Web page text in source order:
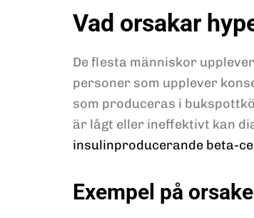
Vad orsakar
De flesta människor
personer som upplever
som produceras i
är lågt eller ineffektivt kan
insulinproducerande beta-
Exempel på